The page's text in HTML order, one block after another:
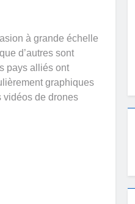
à grande échelle
d’autres sont
pays alliés ont
graphiques
vidéos de drones